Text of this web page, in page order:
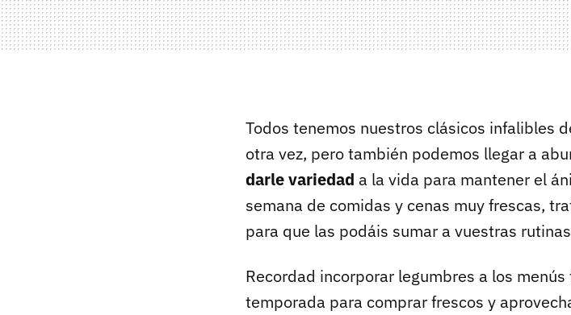
Todos tenemos nuestros clásicos infalibles
otra vez, pero también podemos llegar a
darle variedad a la vida para mantener el
semana de comidas y cenas muy frescas,
para que las podáis sumar a vuestras
Recordad incorporar legumbres a los
temporada para comprar frescos y